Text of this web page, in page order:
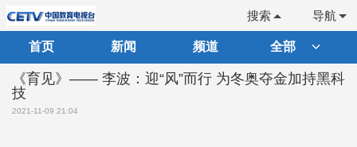
导航
搜索
首页 新闻 频道 全部
《育见》—— 李波：迎“风”而行 为冬奥夺金加持黑科
技
2021-11-09 21:04